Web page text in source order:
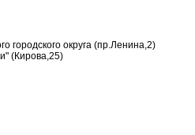
городского округа (пр.Ленина,2)
(Кирова,25)